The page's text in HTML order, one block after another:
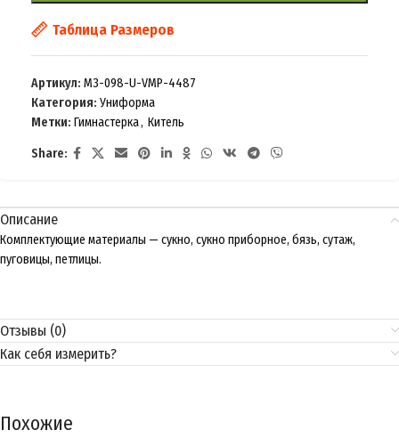
Таблица Размеров
Артикул: M3-098-U-VMP-4487
Категория: Униформа
Метки: Гимнастерка, Китель
Share:
Описание
Комплектующие материалы — сукно, сукно приборное, бязь, сутаж,
пуговицы, петлицы.
Отзывы (0)
Как себя измерить?
Похожие